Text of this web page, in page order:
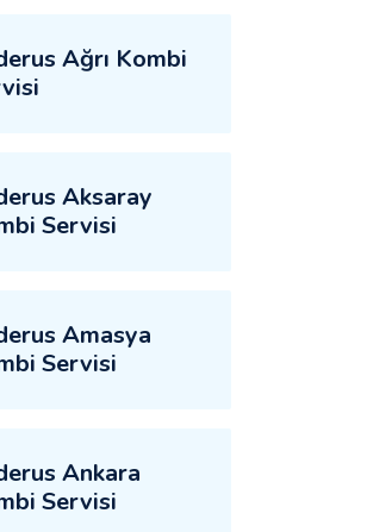
Ağrı Kombi
Aksaray
Servisi
Amasya
Servisi
Ankara
Servisi